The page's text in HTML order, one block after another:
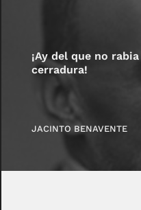
¡Ay del que no
cerradura!
JACINTO BENAVENTE